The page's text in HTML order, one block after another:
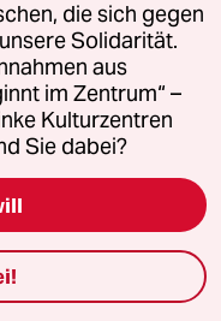
versteht was
nicht
habe ich damals
Benco hat die
der
Benco lacht
die sich gegen
Solidarität.
aus
im Zentrum“ –
Kulturzentren
Sie dabei?